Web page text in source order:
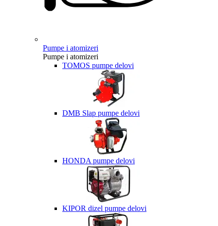
Pumpe i atomizeri
Pumpe i atomizeri
TOMOS pumpe delovi
DMB Slap pumpe delovi
HONDA pumpe delovi
KIPOR dizel pumpe delovi